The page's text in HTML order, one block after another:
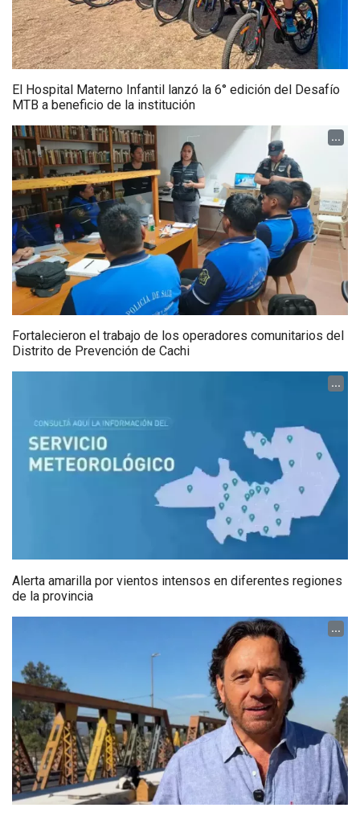
El Hospital Materno Infantil lanzó la 6° edición del Desafío
MTB a beneficio de la institución
...
Fortalecieron el trabajo de los operadores comunitarios del
Distrito de Prevención de Cachi
...
Alerta amarilla por vientos intensos en diferentes regiones
de la provincia
...